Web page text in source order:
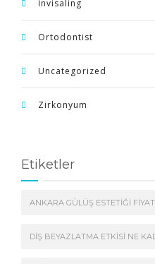
İnvisaling
Ortodontist
Uncategorized
Zirkonyum
Etiketler
ANKARA GÜLÜŞ ESTETIĞI
DIŞ BEYAZLATMA ETKISI NE